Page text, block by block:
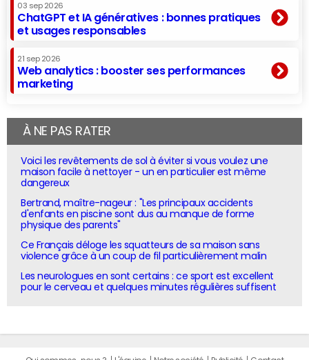
03 sep 2026
ChatGPT et IA génératives : bonnes pratiques
et usages responsables
21 sep 2026
Web analytics : booster ses performances
marketing
À NE PAS RATER
Voici les revêtements de sol à éviter si vous voulez une
maison facile à nettoyer - un en particulier est même
dangereux
Bertrand, maître-nageur : "Les principaux accidents
d'enfants en piscine sont dus au manque de forme
physique des parents"
Ce Français déloge les squatteurs de sa maison sans
violence grâce à un coup de fil particulièrement malin
Les neurologues en sont certains : ce sport est excellent
pour le cerveau et quelques minutes régulières suffisent